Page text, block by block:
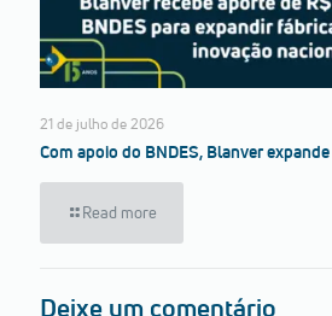
21 de julho de 2026
Com apoio do BNDES, Blanver
Read more
Deixe um comentário